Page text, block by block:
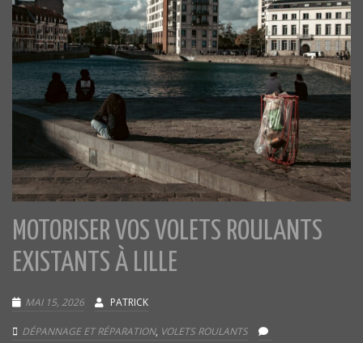
MOTORISER VOS VOLETS ROULANTS
EXISTANTS À LILLE
MAI 15, 2026 PATRICK
DÉPANNAGE ET RÉPARATION, VOLETS ROULANTS